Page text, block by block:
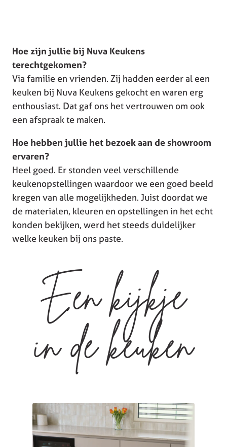
Hoe zijn jullie bij Nuva Keukens
terechtgekomen?
Via familie en vrienden. Zij hadden eerder al een
keuken bij Nuva Keukens gekocht en waren erg
enthousiast. Dat gaf ons het vertrouwen om ook
een afspraak te maken.
Hoe hebben jullie het bezoek aan de showroom
ervaren?
Heel goed. Er stonden veel verschillende
keukenopstellingen waardoor we een goed beeld
kregen van alle mogelijkheden. Juist doordat we
de materialen, kleuren en opstellingen in het echt
konden bekijken, werd het steeds duidelijker
welke keuken bij ons paste.
Een kijkje
in de keuken